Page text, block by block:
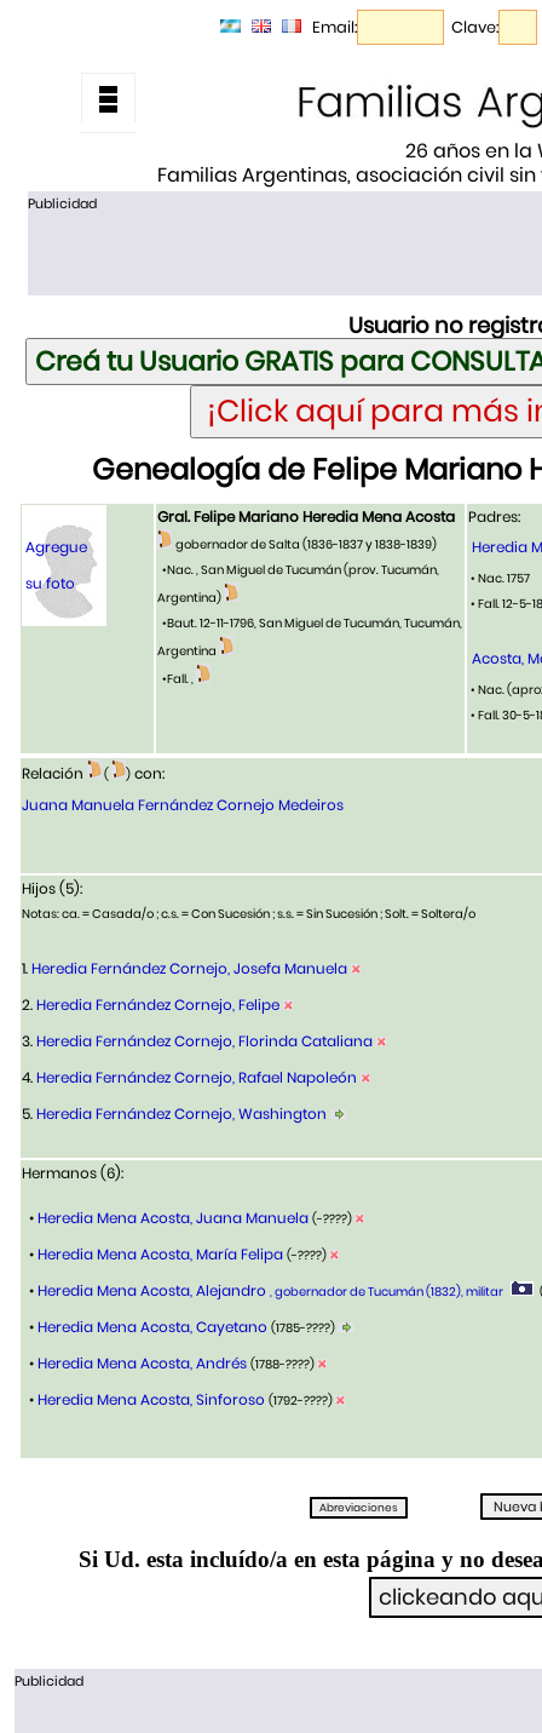
Email: Clave:
26 años en la
Familias Argentinas, asociación civil
Publicidad
Usuario no
Genealogía de Felipe Mariano
Agregue
su foto
Gral. Felipe Mariano Heredia Mena Acosta
gobernador de Salta (1836-1837 y 1838-1839)
•Nac. , San Miguel de Tucumán (prov. Tucumán,
Argentina)
•Baut. 12-11-1796, San Miguel de Tucumán, Tucumán,
Argentina
•Fall. ,
Padres:
Heredia
• Nac. 1757
• Fall. 12-5-
Acosta,
• Nac.
• Fall. 30-
Relación ( ) con:
Juana Manuela Fernández Cornejo Medeiros
Hijos (5):
Notas: ca. = Casada/o ; c.s. = Con Sucesión ; s.s. = Sin Sucesión ; Solt. = Soltera/o
1.Heredia Fernández Cornejo, Josefa Manuela
2.Heredia Fernández Cornejo, Felipe
3.Heredia Fernández Cornejo, Florinda Cataliana
4.Heredia Fernández Cornejo, Rafael Napoleón
5.Heredia Fernández Cornejo, Washington
Hermanos (6):
•Heredia Mena Acosta, Juana Manuela (-????)
•Heredia Mena Acosta, María Felipa (-????)
•Heredia Mena Acosta, Alejandro , gobernador de Tucumán (1832), militar
•Heredia Mena Acosta, Cayetano (1785-????)
•Heredia Mena Acosta, Andrés (1788-????)
•Heredia Mena Acosta, Sinforoso (1792-????)
Si Ud. esta incluído/a en esta página y no
Publicidad